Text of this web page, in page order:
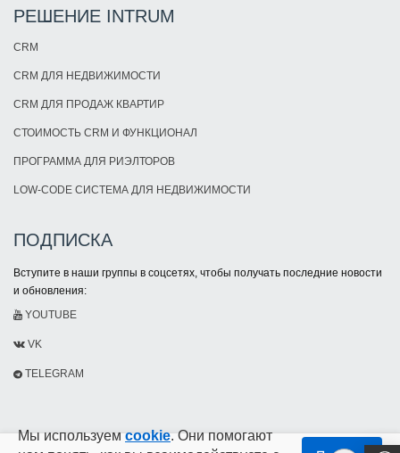
РЕШЕНИЕ INTRUM
CRM
CRM ДЛЯ НЕДВИЖИМОСТИ
CRM ДЛЯ ПРОДАЖ КВАРТИР
СТОИМОСТЬ CRM И ФУНКЦИОНАЛ
ПРОГРАММА ДЛЯ РИЭЛТОРОВ
LOW-CODE СИСТЕМА ДЛЯ НЕДВИЖИМОСТИ
ПОДПИСКА
Вступите в наши группы в соцсетях, чтобы получать последние новости
и обновления:
YOUTUBE
VK
TELEGRAM
Мы используемcookie. Они помогают